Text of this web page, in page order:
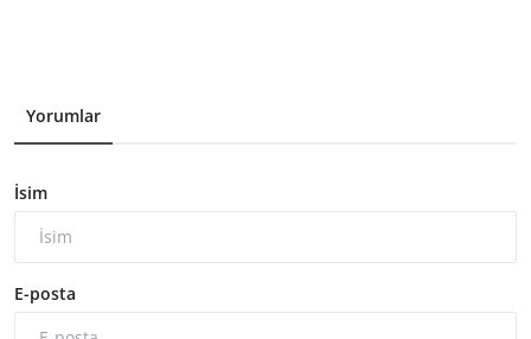
Yorumlar
İsim
E-posta